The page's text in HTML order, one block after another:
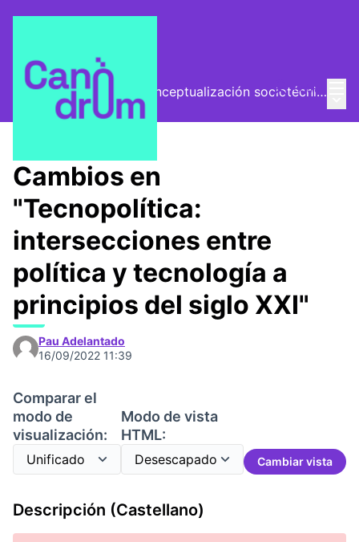
EntraEl Vector (vector de conceptualización sociotécnica)
Encuentros
Cambios en
"Tecnopolítica:
intersecciones entre
política y tecnología a
principios del siglo XXI"
Pau Adelantado
16/09/2022 11:39
Comparar el
modo de
visualización:
Modo de vista
HTML:
Cambiar vista
Descripción (Castellano)